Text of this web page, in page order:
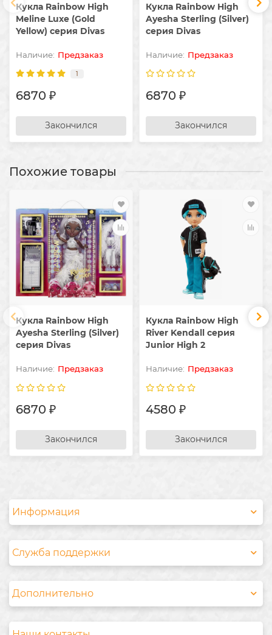
Кукла Rainbow High
Meline Luxe (Gold
Yellow) серия Divas
Предзаказ
1
6870 ₽
Закончился
Кукла Rainbow High
Ayesha Sterling (Silver)
серия Divas
Предзаказ
6870 ₽
Закончился
Похожие товары
Кукла Rainbow High
Ayesha Sterling (Silver)
серия Divas
Предзаказ
6870 ₽
Закончился
Кукла Rainbow High
River Kendall серия
Junior High 2
Предзаказ
4580 ₽
Закончился
Информация
Служба поддержки
Дополнительно